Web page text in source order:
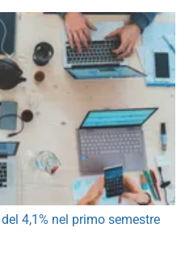
4,1% nel primo semestre